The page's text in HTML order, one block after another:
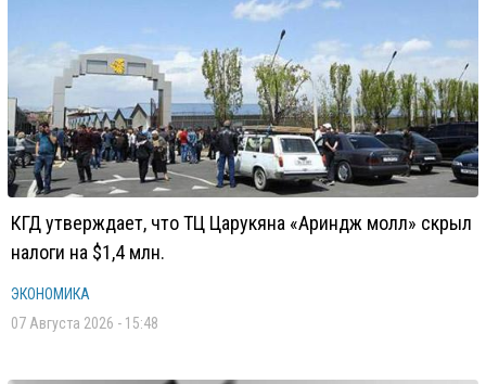
КГД утверждает, что ТЦ Царукяна «Ариндж молл» скрыл
налоги на $1,4 млн.
ЭКОНОМИКА
07 Августа 2026 - 15:48